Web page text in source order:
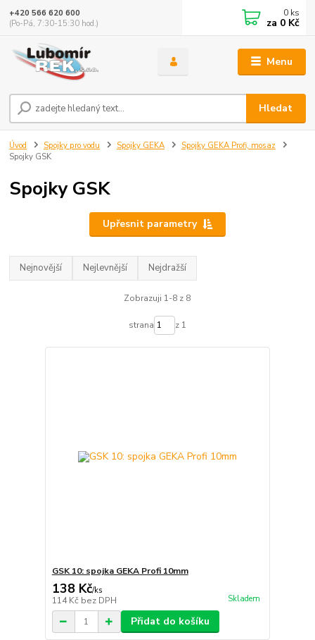
Menu
Hledat
+420 566 620 600
(Po-Pá, 7:30-15:30 hod.)
0 ks
za 0 Kč
Úvod Spojky pro vodu Spojky GEKA
Spojky GEKA Profi, mosaz
Spojky GSK
Spojky GSK
Upřesnit parametry
Nejnovější Nejlevnější Nejdražší
Zobrazuji 1-8 z 8
strana z 1
GSK 10: spojka GEKA Profi 10mm
138 Kč/ks
114 Kč bez DPH Skladem
Přidat do košíku